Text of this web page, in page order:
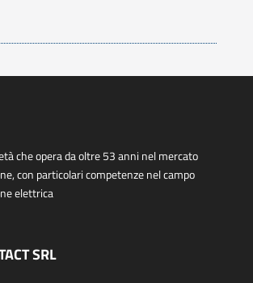
che opera da oltre 53 anni nel mercato
con particolari competenze nel campo
elettrica
SRL